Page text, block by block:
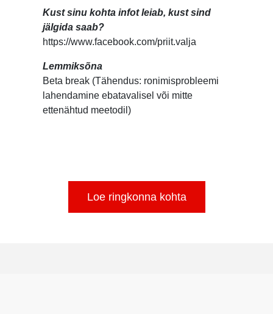
Kust sinu kohta infot leiab, kust sind
jälgida saab?
https://www.facebook.com/priit.valja
Lemmiksõna
Beta break (Tähendus: ronimisprobleemi
lahendamine ebatavalisel või mitte
ettenähtud meetodil)
Loe ringkonna kohta